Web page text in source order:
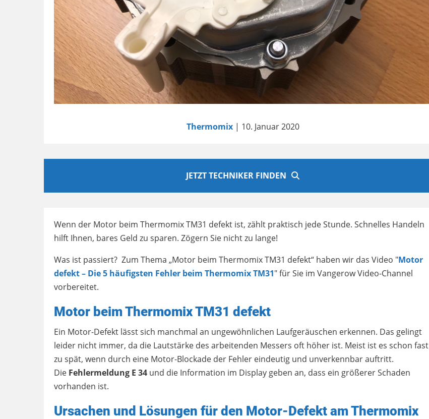
Thermomix| 10. Januar 2020
JETZT TECHNIKER FINDEN
Wenn der Motor beim Thermomix TM31 defekt ist, zählt praktisch jede Stunde. Schnelles Handeln
hilft Ihnen, bares Geld zu sparen. Zögern Sie nicht zu lange!
Was ist passiert? Zum Thema „Motor beim Thermomix TM31 defekt“ haben wir das Video "Motor
defekt – Die 5 häufigsten Fehler beim Thermomix TM31" für Sie im Vangerow Video-Channel
vorbereitet.
Motor beim Thermomix TM31 defekt
Ein Motor-Defekt lässt sich manchmal an ungewöhnlichen Laufgeräuschen erkennen. Das gelingt
leider nicht immer, da die Lautstärke des arbeitenden Messers oft höher ist. Meist ist es schon fast
zu spät, wenn durch eine Motor-Blockade der Fehler eindeutig und unverkennbar auftritt.
Die Fehlermeldung E 34 und die Information im Display geben an, dass ein größerer Schaden
vorhanden ist.
Ursachen und Lösungen für den Motor-Defekt am Thermomix